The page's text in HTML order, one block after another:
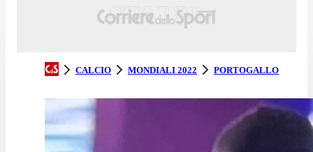
CALCIO MONDIALI 2022 PORTOGALLO